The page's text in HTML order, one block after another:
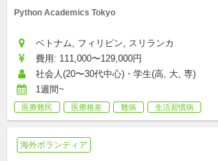
Python Academics Tokyo
ベトナム, フィリピン, スリランカ
費用: 111,000〜129,000円
社会人(20〜30代中心)・学生(高, 大, 専)
1週間~
医療難民 医療格差 難病 生活習慣病
海外ボランティア